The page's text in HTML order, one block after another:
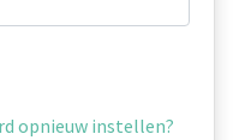
opnieuw instellen?